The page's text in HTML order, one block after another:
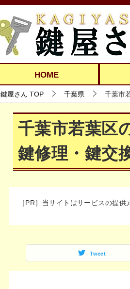
HOME
鍵屋さん TOP 千葉県 千葉市
千葉市若葉区
鍵修理・鍵交
［PR］当サイトはサービスの提
Tweet